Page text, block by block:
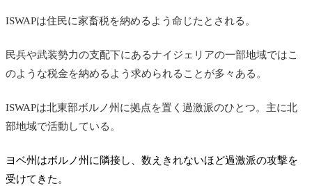
ISWAPは住民に家畜税を納めるよう命じたとされる。
民兵や武装勢力の支配下にあるナイジェリアの一部地域ではこ
のような税金を納めるよう求められることが多々ある。
ISWAPは北東部ボルノ州に拠点を置く過激派のひとつ。主に北
部地域で活動している。
ヨベ州はボルノ州に隣接し、数えきれないほど過激派の攻撃を
受けてきた。